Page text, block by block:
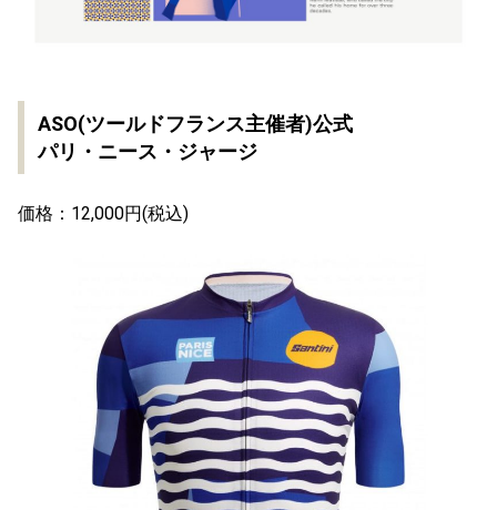
ASO(ツールドフランス主催者)公式
パリ・ニース・ジャージ
価格：12,000円(税込)